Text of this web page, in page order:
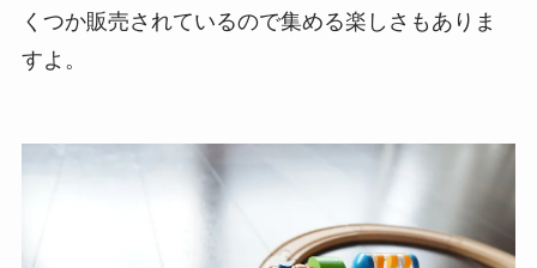
くつか販売されているので集める楽しさもありま
すよ。